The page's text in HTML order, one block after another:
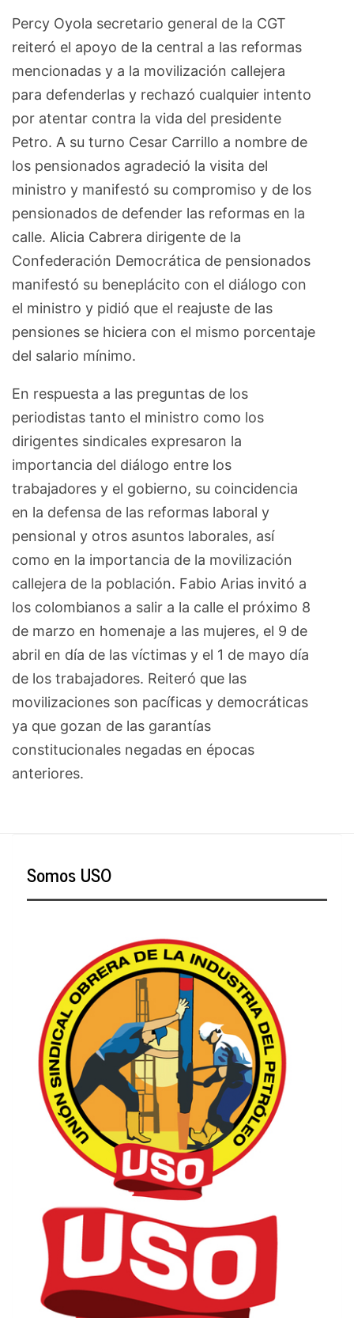
Percy Oyola secretario general de la CGT
reiteró el apoyo de la central a las reformas
mencionadas y a la movilización callejera
para defenderlas y rechazó cualquier intento
por atentar contra la vida del presidente
Petro. A su turno Cesar Carrillo a nombre de
los pensionados agradeció la visita del
ministro y manifestó su compromiso y de los
pensionados de defender las reformas en la
calle. Alicia Cabrera dirigente de la
Confederación Democrática de pensionados
manifestó su beneplácito con el diálogo con
el ministro y pidió que el reajuste de las
pensiones se hiciera con el mismo porcentaje
del salario mínimo.
En respuesta a las preguntas de los
periodistas tanto el ministro como los
dirigentes sindicales expresaron la
importancia del diálogo entre los
trabajadores y el gobierno, su coincidencia
en la defensa de las reformas laboral y
pensional y otros asuntos laborales, así
como en la importancia de la movilización
callejera de la población. Fabio Arias invitó a
los colombianos a salir a la calle el próximo 8
de marzo en homenaje a las mujeres, el 9 de
abril en día de las víctimas y el 1 de mayo día
de los trabajadores. Reiteró que las
movilizaciones son pacíficas y democráticas
ya que gozan de las garantías
constitucionales negadas en épocas
anteriores.
Somos USO